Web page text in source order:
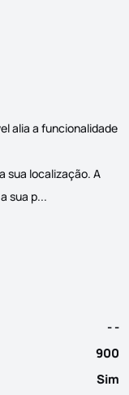
alia a funcionalidade
sua localização. A
sua p...
- -
900
Sim